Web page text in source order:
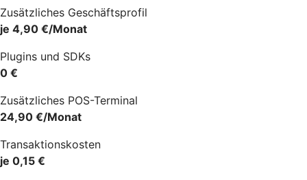
Zusätzliches Geschäftsprofil
je 4,90 €/Monat
Plugins und SDKs
0 €
Zusätzliches POS-Terminal
24,90 €/Monat
Transaktionskosten
je 0,15 €